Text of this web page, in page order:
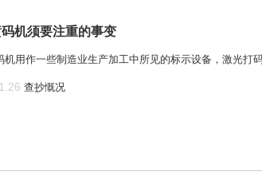
机须要注重的事变
机用作一些制造业生产加工中所见的标示设备，激光打
查抄慨况